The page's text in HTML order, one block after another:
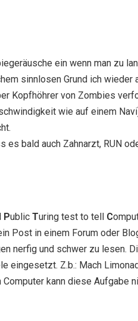
ein wenn man zu
sinnlosen Grund ich
Kopfhöhrer von Zombies
wie auf einem
bald auch Zahnarzt, RUN
PublicTuring test to tell C
Post in einem Forum oder
nerfig und schwer zu lesen.
eingesetzt. Z.b.: Mach
kann diese Aufgabe